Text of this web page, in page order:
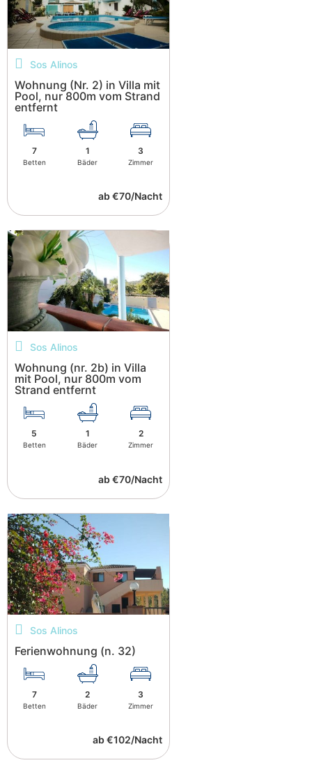
Sos Alinos
Wohnung (Nr. 2) in Villa mit
Pool, nur 800m vom Strand
entfernt
7
Betten
1
Bäder
3
Zimmer
ab €70/Nacht
Sos Alinos
Wohnung (nr. 2b) in Villa
mit Pool, nur 800m vom
Strand entfernt
5
Betten
1
Bäder
2
Zimmer
ab €70/Nacht
Sos Alinos
Ferienwohnung (n. 32)
7
Betten
2
Bäder
3
Zimmer
ab €102/Nacht